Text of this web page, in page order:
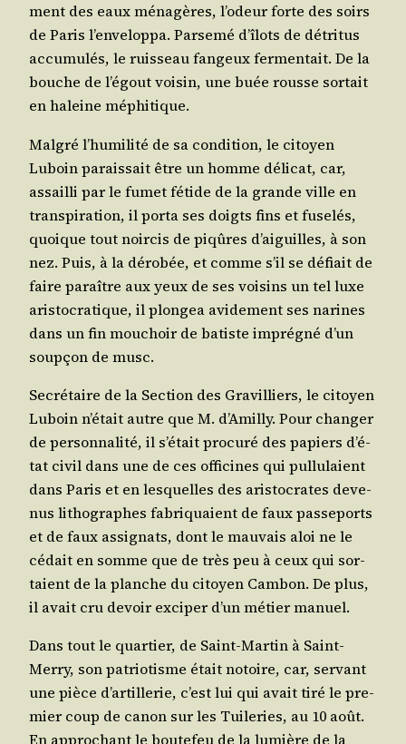
ment des eaux ména­gères, l’o­deur forte des soirs
de Paris l’en­ve­lop­pa. Par­se­mé d’î­lots de détri­tus
accu­mu­lés, le ruis­seau fan­geux fer­men­tait. De la
bouche de l’é­gout voi­sin, une buée rousse sor­tait
en haleine méphitique.
Mal­gré l’hu­mi­li­té de sa condi­tion, le citoyen
Luboin parais­sait être un homme déli­cat, car,
assailli par le fumet fétide de la grande ville en
trans­pi­ra­tion, il por­ta ses doigts fins et fuse­lés,
quoique tout noir­cis de piqûres d’ai­guilles, à son
nez. Puis, à la déro­bée, et comme s’il se défiait de
faire paraître aux yeux de ses voi­sins un tel luxe
aris­to­cra­tique, il plon­gea avi­de­ment ses narines
dans un fin mou­choir de batiste impré­gné d’un
soup­çon de musc.
Secré­taire de la Sec­tion des Gra­villiers, le citoyen
Luboin n’é­tait autre que M. d’A­mil­ly. Pour chan­ger
de per­son­na­li­té, il s’é­tait pro­cu­ré des papiers d’é­
tat civil dans une de ces offi­cines qui pul­lu­laient
dans Paris et en les­quelles des aris­to­crates deve­
nus litho­graphes fabri­quaient de faux pas­se­ports
et de faux assi­gnats, dont le mau­vais aloi ne le
cédait en somme que de très peu à ceux qui sor­
taient de la planche du citoyen Cam­bon. De plus,
il avait cru devoir exci­per d’un métier manuel.
Dans tout le quar­tier, de Saint-Mar­tin à Saint-
Mer­ry, son patrio­tisme était notoire, car, ser­vant
une pièce d’ar­tille­rie, c’est lui qui avait tiré le pre­
mier coup de canon sur les Tui­le­ries, au 10 août.
En appro­chant le bou­te­feu de la lumière de la